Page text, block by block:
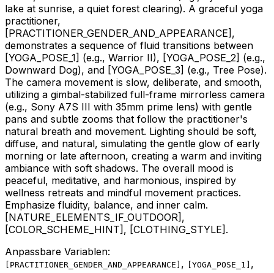
lake at sunrise, a quiet forest clearing). A graceful yoga
practitioner,
[PRACTITIONER_GENDER_AND_APPEARANCE] ,
demonstrates a sequence of fluid transitions between
[YOGA_POSE_1] (e.g., Warrior II), [YOGA_POSE_2] (e.g.,
Downward Dog), and [YOGA_POSE_3] (e.g., Tree Pose).
The camera movement is slow, deliberate, and smooth,
utilizing a gimbal-stabilized full-frame mirrorless camera
(e.g., Sony A7S III with 35mm prime lens) with gentle
pans and subtle zooms that follow the practitioner's
natural breath and movement. Lighting should be soft,
diffuse, and natural, simulating the gentle glow of early
morning or late afternoon, creating a warm and inviting
ambiance with soft shadows. The overall mood is
peaceful, meditative, and harmonious, inspired by
wellness retreats and mindful movement practices.
Emphasize fluidity, balance, and inner calm.
[NATURE_ELEMENTS_IF_OUTDOOR] ,
[COLOR_SCHEME_HINT] , [CLOTHING_STYLE] .
Anpassbare Variablen:
PRACTITIONER_GENDER_AND_APPEARANCE , YOGA_POSE_1 ,